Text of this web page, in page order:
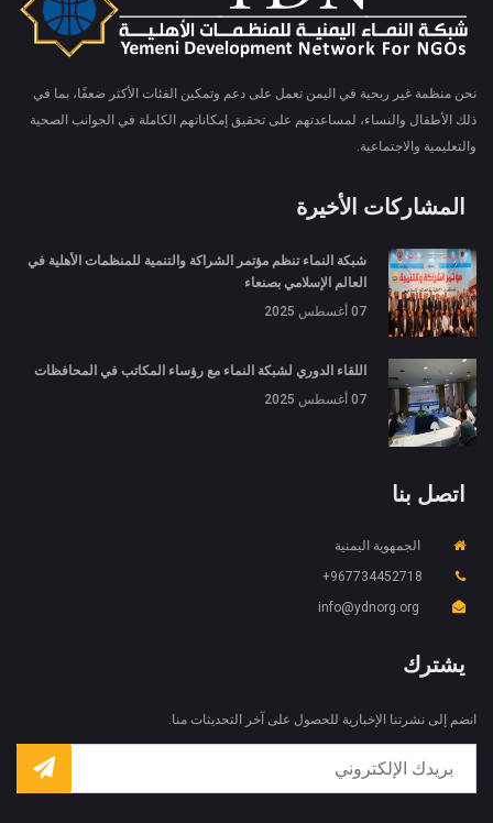
نحن منظمة غير ربحية في اليمن تعمل على دعم وتمكين الفئات الأكثر ضعفًا، بما في
ذلك الأطفال والنساء، لمساعدتهم على تحقيق إمكاناتهم الكاملة في الجوانب الصحية
والتعليمية والاجتماعية.
المشاركات الأخيرة
شبكة النماء تنظم مؤتمر الشراكة والتنمية للمنظمات الأهلية في
العالم الإسلامي بصنعاء
07 أغسطس 2025
اللقاء الدوري لشبكة النماء مع رؤساء المكاتب في المحافظات
07 أغسطس 2025
اتصل بنا
الجمهوية اليمنية
967734452718+
info@ydnorg.org
يشترك
انضم إلى نشرتنا الإخبارية للحصول على آخر التحديثات منا.
ملفات تعريف الارتباط والخصوصية
unsatiable assistance compliment occasional too